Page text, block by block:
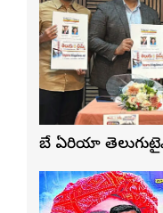
బే ఏరియా